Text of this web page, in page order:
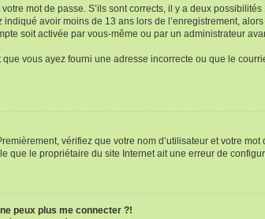
mot de passe. S’ils sont corrects, il y a deux possibilités
indiqué avoir moins de 13 ans lors de l’enregistrement,
soit activée par vous-même ou par un administrateur
vous ayez fourni une adresse incorrecte ou que le
vérifiez que votre nom d’utilisateur et votre
que le propriétaire du site Internet ait une erreur de
peux plus me connecter ?!